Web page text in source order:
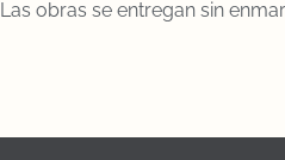
Las obras se entregan sin